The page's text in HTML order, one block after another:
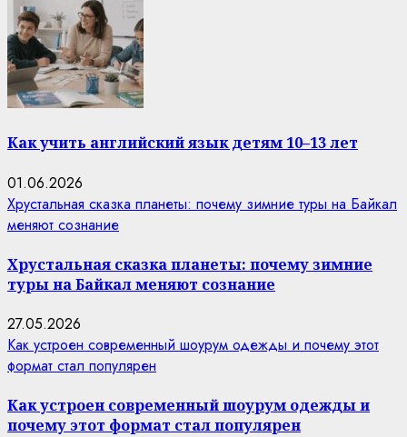
Как учить английский язык детям 10–13 лет
01.06.2026
Хрустальная сказка планеты: почему зимние туры на Байкал
меняют сознание
Хрустальная сказка планеты: почему зимние
туры на Байкал меняют сознание
27.05.2026
Как устроен современный шоурум одежды и почему этот
формат стал популярен
Как устроен современный шоурум одежды и
почему этот формат стал популярен